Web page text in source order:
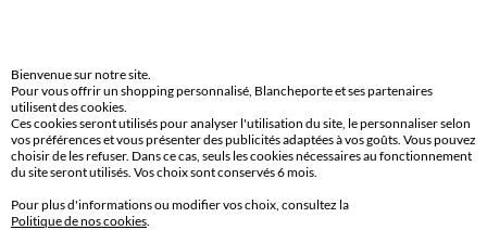
11€ Offerts
en vous inscrivant à la newsletter
conditions dans votre email de confirmation
Bienvenue sur notre site.
Pour vous offrir un shopping personnalisé, Blancheporte et ses partenaires
utilisent des cookies.
Ces cookies seront utilisés pour analyser l'utilisation du site, le personnaliser selon
vos préférences et vous présenter des publicités adaptées à vos goûts. Vous pouvez
choisir de les refuser. Dans ce cas, seuls les cookies nécessaires au fonctionnement
du site seront utilisés. Vos choix sont conservés 6 mois.
Pour plus d'informations ou modifier vos choix, consultez la
Politique de nos cookies